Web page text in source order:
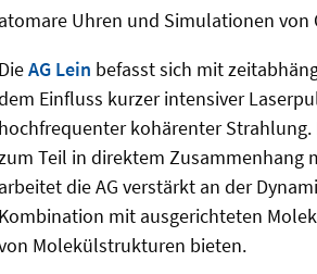
atomare Uhren und Simulationen
DieAG Lein befasst sich mit
Einfluss kurzer intensiver
hochfrequenter kohärenter
Teil in direktem
arbeitet die AG verstärkt an der
Kombination mit ausgerichteten
Molekülstrukturen bieten.